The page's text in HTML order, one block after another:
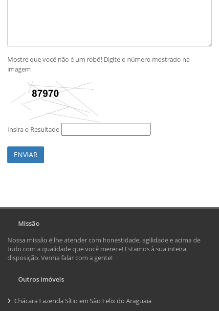
Mostre que você não é um robô! Digite o número mostrado na
imagem
Insira o Resultado
ENVIAR
Missão
Nossa missão é lhe atender com honestidade, agilidade e acima de
tudo com a qualidade que você merece! Estamos à sua inteira
disposição. Venha falar com a gente!
Outros imóveis
Chácara Fazenda Sítio em São Felix do Araguaia